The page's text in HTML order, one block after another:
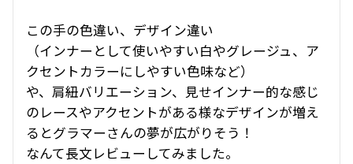
この手の色違い、デザイン違い
（インナーとして使いやすい白やグレージュ、ア
クセントカラーにしやすい色味など）
や、肩紐バリエーション、見せインナー的な感じ
のレースやアクセントがある様なデザインが増え
るとグラマーさんの夢が広がりそう！
なんて長文レビューしてみました。